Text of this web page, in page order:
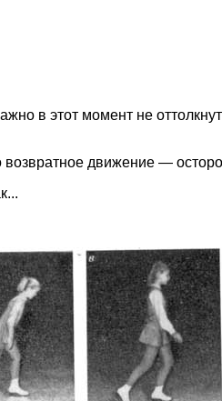
в этот момент не
движение —